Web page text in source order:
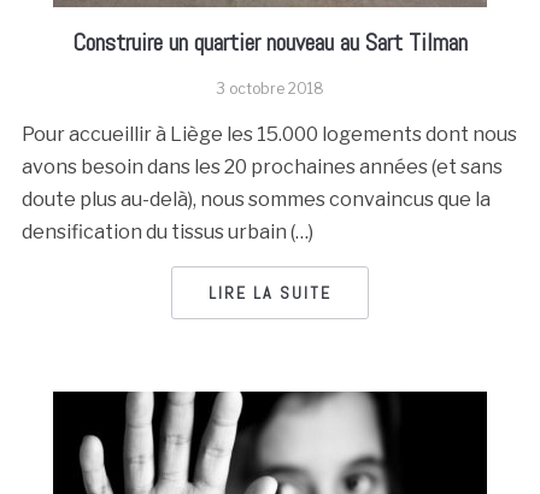
Construire un quartier nouveau au Sart Tilman
3 octobre 2018
Pour accueillir à Liège les 15.000 logements dont nous
avons besoin dans les 20 prochaines années (et sans
doute plus au-delà), nous sommes convaincus que la
densification du tissus urbain (…)
LIRE LA SUITE